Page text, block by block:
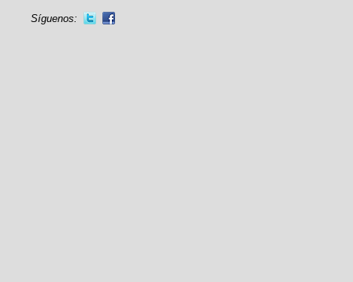
Síguenos: